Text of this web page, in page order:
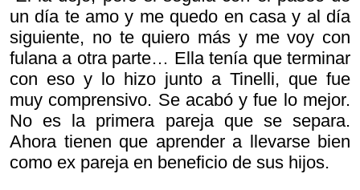
un día te amo y me quedo en casa y al día
siguiente, no te quiero más y me voy con
fulana a otra parte… Ella tenía que terminar
con eso y lo hizo junto a Tinelli, que fue
muy comprensivo. Se acabó y fue lo mejor.
No es la primera pareja que se separa.
Ahora tienen que aprender a llevarse bien
como ex pareja en beneficio de sus hijos.